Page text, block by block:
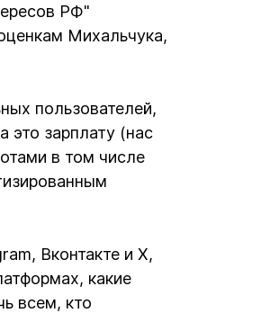
РФ"
Михальчука,
пользователей,
зарплату (нас
в том числе
Вконтакте и X,
какие
всем, кто